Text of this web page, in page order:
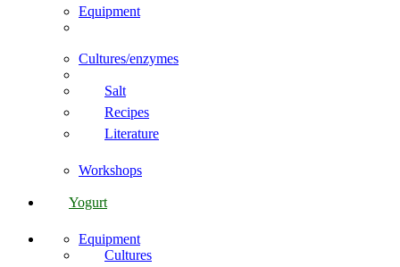
Equipment
Cultures/enzymes
Salt
Recipes
Literature
Workshops
Yogurt
Equipment
Cultures